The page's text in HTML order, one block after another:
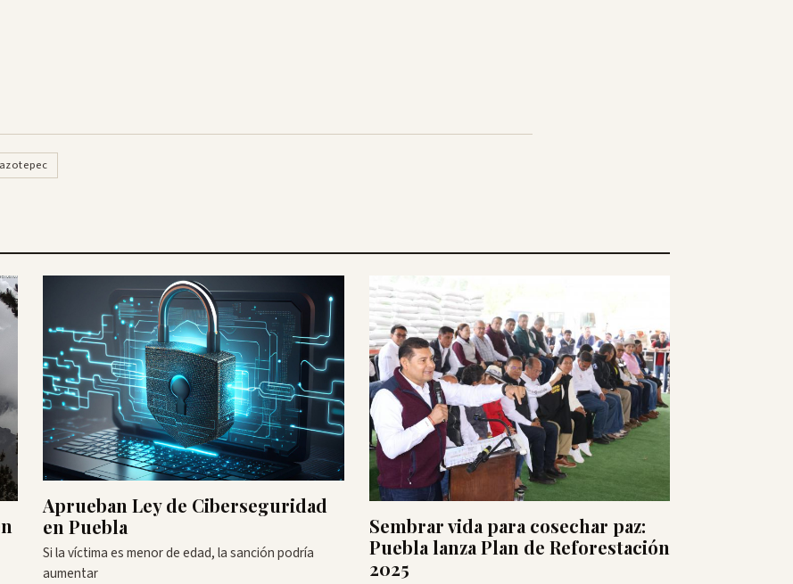
Aprueban Ley de Ciberseguridad
en Puebla
Si la víctima es menor de edad, la sanción podría
aumentar
Sembrar vida para cosechar paz:
Puebla lanza Plan de Reforestación
2025